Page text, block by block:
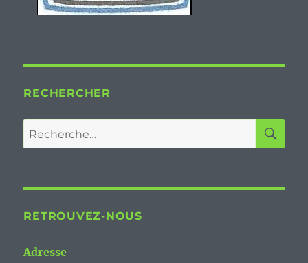
RECHERCHER
Recherche
pour :
RETROUVEZ-NOUS
Adresse